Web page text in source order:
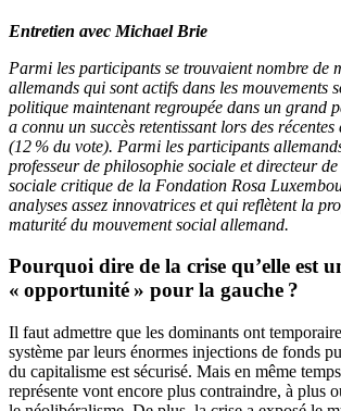
Entretien avec Michael Brie
Parmi les participants se trouvaient nombre de
allemands qui sont actifs dans les mouvements
politique maintenant regroupée dans un grand
a connu un succès retentissant lors des récentes
(12 % du vote). Parmi les participants
professeur de philosophie sociale et directeur
sociale critique de la Fondation Rosa
analyses assez innovatrices et qui reflètent la
maturité du mouvement social allemand.
Pourquoi dire de la crise qu’elle est
« opportunité » pour la gauche ?
Il faut admettre que les dominants ont
système par leurs énormes injections de fonds
du capitalisme est sécurisé. Mais en même
représente vont encore plus contraindre, à plus